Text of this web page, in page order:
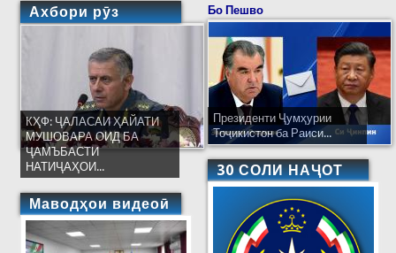
Ахбори рӯз
КҲФ: ҶАЛАСАИ ҲАЙАТИ
МУШОВАРА ОИД БА
ҶАМЪБАСТИ
НАТИҶАҲОИ...
Маводҳои видеоӣ
Бо Пешво
Президенти Ҷумҳурии
Тоҷикистон ба Раиси...
30 СОЛИ НАҶОТ